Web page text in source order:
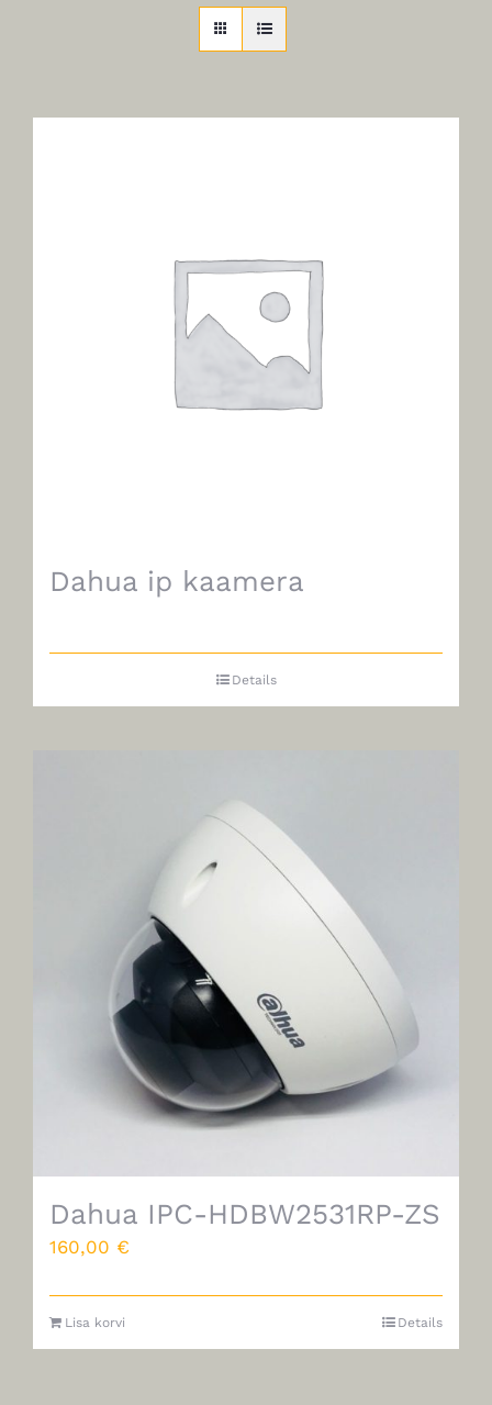
Dahua ip kaamera
Details
Dahua IPC-HDBW2531RP-ZS
160,00 €
Lisa korvi Details